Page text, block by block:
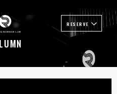
RESERVE